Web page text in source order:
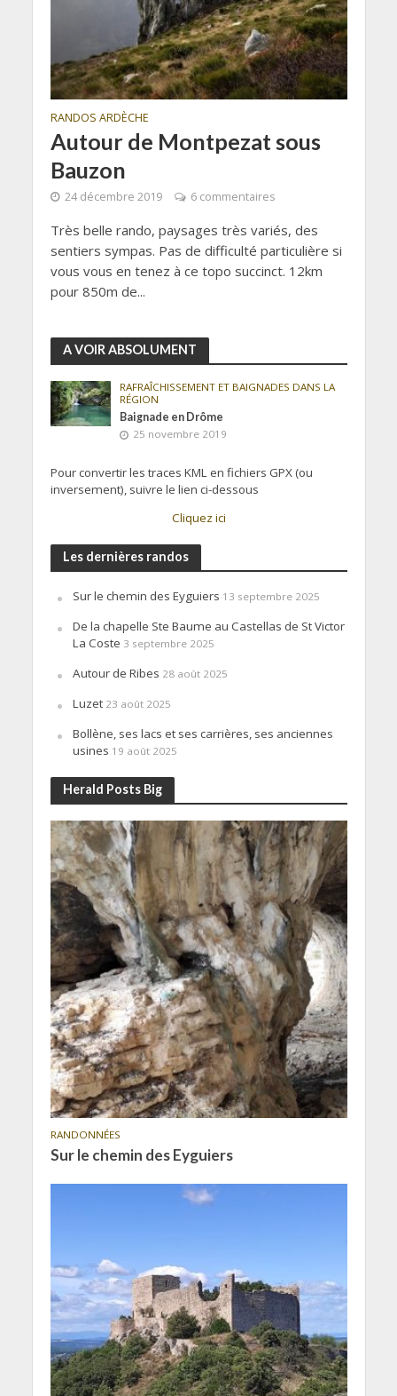
RANDOS ARDÈCHE
Autour de Montpezat sous
Bauzon
24 décembre 2019 6 commentaires
Très belle rando, paysages très variés, des
sentiers sympas. Pas de difficulté particulière si
vous vous en tenez à ce topo succinct. 12km
pour 850m de...
A VOIR ABSOLUMENT
RAFRAÎCHISSEMENT ET BAIGNADES DANS LA
RÉGION
Baignade en Drôme
25 novembre 2019
Pour convertir les traces KML en fichiers GPX (ou
inversement), suivre le lien ci-dessous
Cliquez ici
Les dernières randos
Sur le chemin des Eyguiers 13 septembre 2025
De la chapelle Ste Baume au Castellas de St Victor
La Coste 3 septembre 2025
Autour de Ribes 28 août 2025
Luzet 23 août 2025
Bollène, ses lacs et ses carrières, ses anciennes
usines 19 août 2025
Herald Posts Big
RANDONNÉES
Sur le chemin des Eyguiers